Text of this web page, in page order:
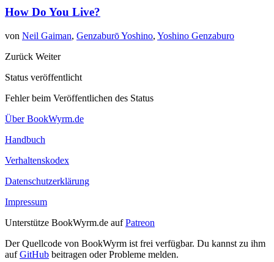
How Do You Live?
von Neil Gaiman, Genzaburō Yoshino, Yoshino Genzaburo
Zurück Weiter
Status veröffentlicht
Fehler beim Veröffentlichen des Status
Über BookWyrm.de
Handbuch
Verhaltenskodex
Datenschutzerklärung
Impressum
Unterstütze BookWyrm.de aufPatreon
Der Quellcode von BookWyrm ist frei verfügbar. Du kannst zu ihm
aufGitHub beitragen oder Probleme melden.